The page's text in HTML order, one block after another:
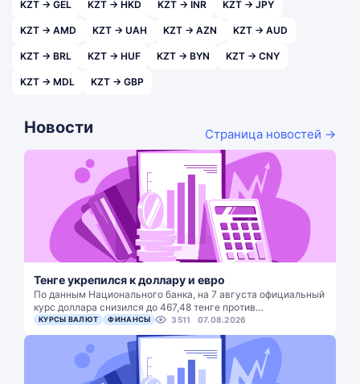
KZT → GEL KZT → HKD KZT → INR KZT → JPY
KZT → AMD KZT → UAH KZT → AZN KZT → AUD
KZT → BRL KZT → HUF KZT → BYN KZT → CNY
KZT → MDL KZT → GBP
Новости Страница новостей →
Тенге укрепился к доллару и евро
По данным Национального банка, на 7 августа официальный
курс доллара снизился до 467,48 тенге против…
КУРСЫ ВАЛЮТ ФИНАНСЫ 3511 07.08.2026